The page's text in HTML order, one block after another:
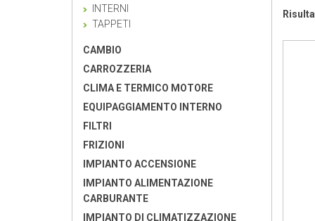
INTERNI
TAPPETI
CAMBIO
CARROZZERIA
CLIMA E TERMICO MOTORE
EQUIPAGGIAMENTO INTERNO
FILTRI
FRIZIONI
IMPIANTO ACCENSIONE
IMPIANTO ALIMENTAZIONE
CARBURANTE
IMPIANTO DI CLIMATIZZAZIONE